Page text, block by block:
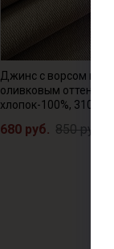
Джинс с ворсом
оливковым оттенком,
хлопок-100%, 310гр/
680 руб. 850 руб.